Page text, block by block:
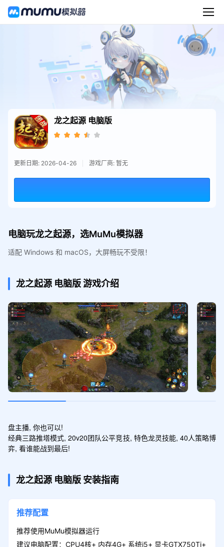
龙之起源 电脑版
更新日期: 2026-04-26 游戏厂商: 暂无
电脑玩龙之起源，选MuMu模拟器
适配 Windows 和 macOS，大屏畅玩不受限！
龙之起源 电脑版游戏介绍
盘主播, 你也可以!
经典三路推塔模式, 20v20团队公平竞技, 特色龙灵技能, 40人策略博
弈, 看谁能战到最后!
龙之起源 电脑版 安装指南
推荐配置
推荐使用MuMu模拟器运行
建议电脑配置：CPU4核+ 内存4G+ 系统i5+ 显卡GTX750Ti+